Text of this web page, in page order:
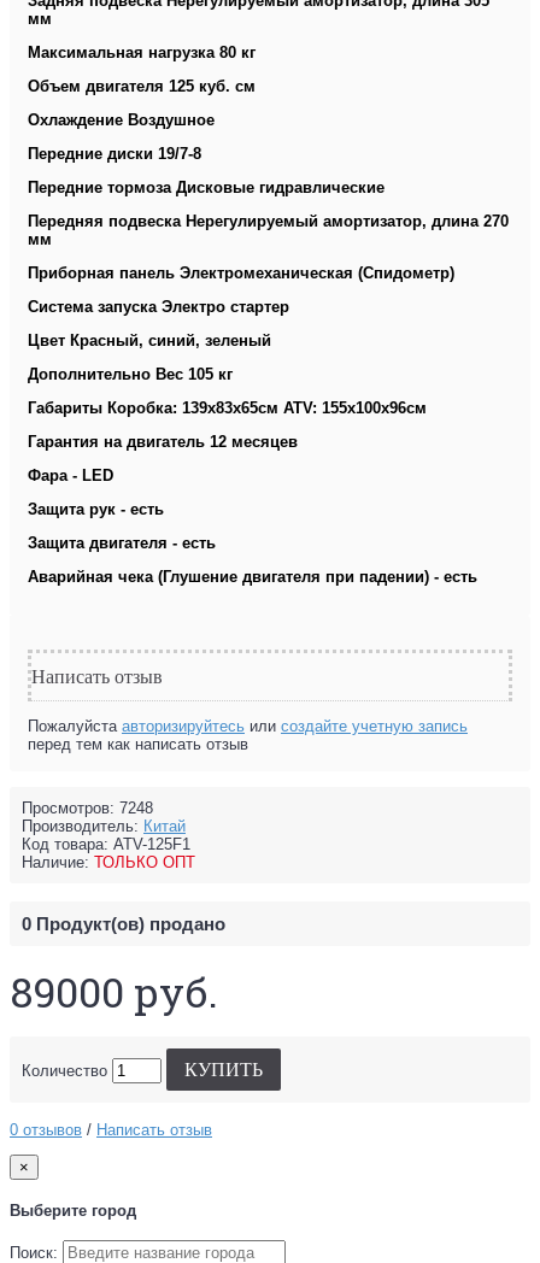
мм
Максимальная нагрузка 80 кг
Объем двигателя 125 куб. см
Охлаждение Воздушное
Передние диски 19/7-8
Передние тормоза Дисковые гидравлические
Передняя подвеска Нерегулируемый амортизатор, длина 270
мм
Приборная панель Электромеханическая (Спидометр)
Система запуска Электро стартер
Цвет Красный, синий, зеленый
Дополнительно Вес 105 кг
Габариты Коробка: 139х83х65см ATV: 155х100х96см
Гарантия на двигатель 12 месяцев
Фара - LED
Защита рук - есть
Защита двигателя - есть
Аварийная чека (Глушение двигателя при падении) - есть
Написать отзыв
Пожалуйста авторизируйтесь или создайте учетную запись
перед тем как написать отзыв
Просмотров: 7248
Производитель: Китай
Код товара: ATV-125F1
Наличие: ТОЛЬКО ОПТ
0 Продукт(ов) продано
89000 руб.
Количество КУПИТЬ
0 отзывов / Написать отзыв
×
Выберите город
Поиск: